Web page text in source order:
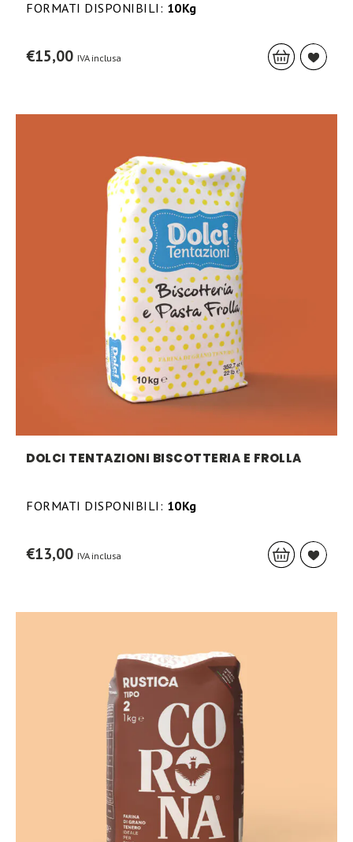
FORMATI DISPONIBILI: 10Kg
€15,00 IVA inclusa
DOLCI TENTAZIONI BISCOTTERIA E FROLLA
FORMATI DISPONIBILI: 10Kg
€13,00 IVA inclusa